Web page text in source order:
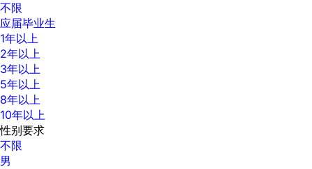
不限
应届毕业生
1年以上
2年以上
3年以上
5年以上
8年以上
10年以上
性别要求
不限
男